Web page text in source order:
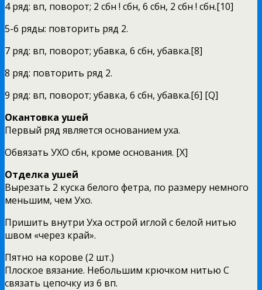
4 ряд: вп, поворот; 2 сбн ! сбн, 6 сбн, 2 сбн ! сбн.[10]
5-6 ряды: повторить ряд 2.
7 ряд: вп, поворот; убавка, 6 сбн, убавка.[8]
8 ряд: повторить ряд 2.
9 ряд: вп, поворот; убавка, 6 сбн, убавка.[6] [Q]
Окантовка ушей
Первый ряд является основанием уха.
Обвязать УХО сбн, кроме основания. [Х]
Отделка ушей
Вырезать 2 куска белого фетра, по размеру немного
меньшим, чем Ухо.
Пришить внутри Уха острой иглой с белой нитью
швом «через край».
Пятно на корове (2 шт.)
Плоское вязание. Небольшим крючком нитью С
связать цепочку из 6 вп.